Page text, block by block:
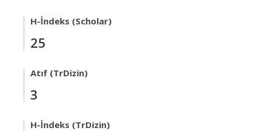
H-İndeks (Scholar)
25
Atıf (TrDizin)
3
H-İndeks (TrDizin)